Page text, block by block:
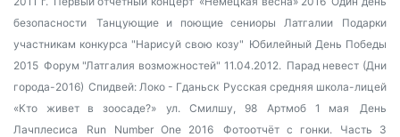
безопасности
Танцующие и поющие сениоры Латгалии
Подарки
участникам конкурса "Нарисуй свою козу" Юбилейный День Победы
2015 Форум "Латгалия возможностей" 11.04.2012. Парад невест (Дни
города-2016) Спидвей: Локо - Гданьск Русская средняя школа-лицей
«Кто живет в зоосаде?»
ул. Смилшу, 98 Артмоб 1 мая
День
Лачплесиса
Run Number One 2016
Фотоотчёт с гонки. Часть 3